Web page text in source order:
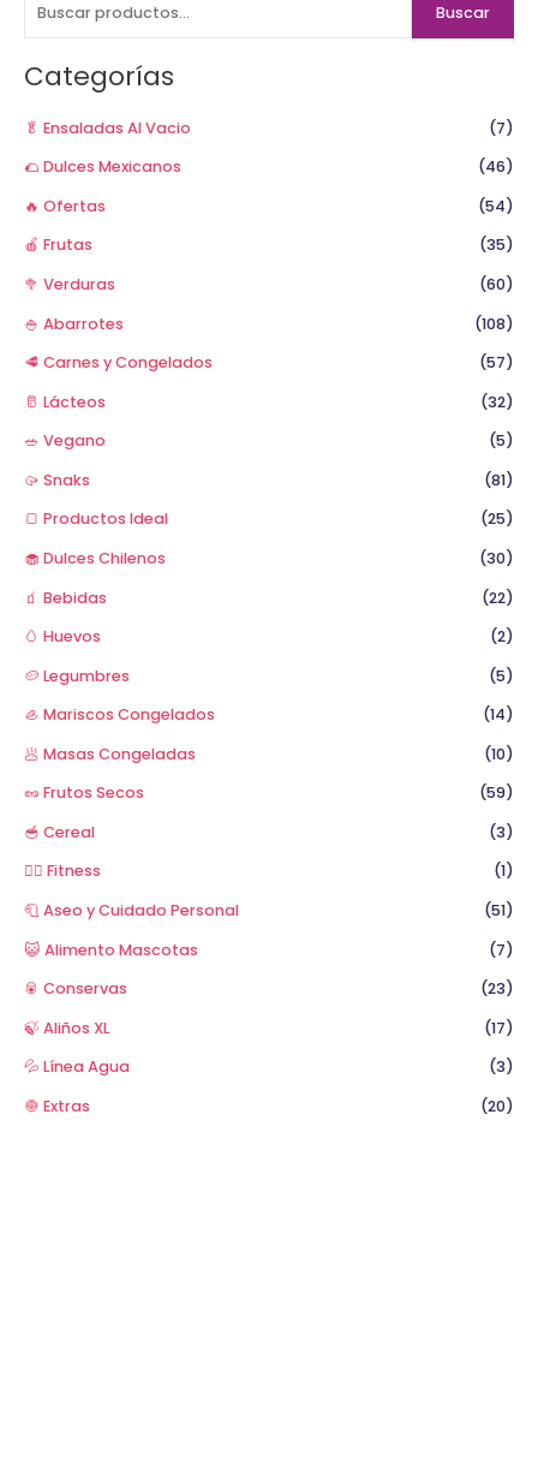
c
a
p
Buscar
Categorías
🥬 Ensaladas Al Vacio
(7)
🌮 Dulces Mexicanos
(46)
🔥 Ofertas
(54)
🍎 Frutas
(35)
🥦 Verduras
(60)
🍚 Abarrotes
(108)
🥩 Carnes y Congelados
(57)
🥛 Lácteos
(32)
🥗 Vegano
(5)
🥠 Snaks
(81)
🍞 Productos Ideal
(25)
🧁 Dulces Chilenos
(30)
🧃 Bebidas
(22)
🥚 Huevos
(2)
🥔 Legumbres
(5)
🦪 Mariscos Congelados
(14)
🥟 Masas Congeladas
(10)
🥜 Frutos Secos
(59)
🥣 Cereal
(3)
🏋️‍♂️ Fitness
(1)
🧻 Aseo y Cuidado Personal
(51)
😺 Alimento Mascotas
(7)
🥫 Conservas
(23)
🍃 Aliños XL
(17)
💦 Línea Agua
(3)
🧅 Extras
(20)